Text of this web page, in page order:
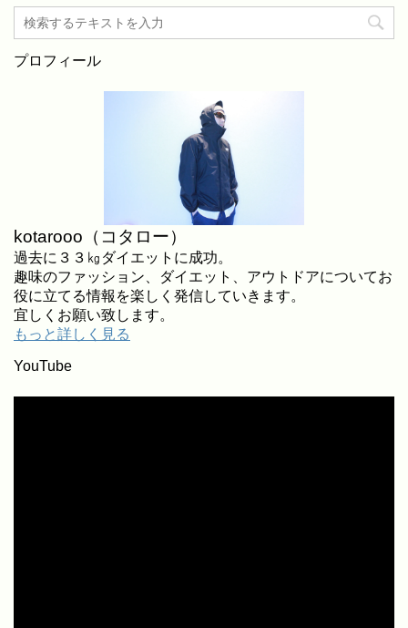
プロフィール
kotarooo（コタロー）
過去に３３㎏ダイエットに成功。
趣味のファッション、ダイエット、アウトドアについてお
役に立てる情報を楽しく発信していきます。
宜しくお願い致します。
もっと詳しく見る
YouTube